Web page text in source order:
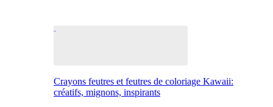
Crayons feutres et feutres de coloriage Kawaii:
créatifs, mignons, inspirants